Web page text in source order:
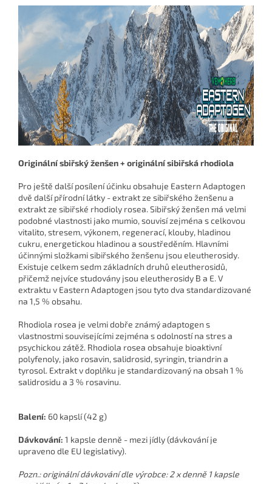
Originální sbiřský ženšen + originální sibiřská rhodiola
Pro ještě další posílení účinku obsahuje Eastern Adaptogen
dvě další přírodní látky - extrakt ze sibiřského ženšenu a
extrakt ze sibiřské rhodioly rosea. Sibiřský ženšen má velmi
podobné vlastnosti jako mumio, souvisí zejména s celkovou
vitalito, stresem, výkonem, regenerací, klouby, hladinou
cukru, energetickou hladinou a soustředěním. Hlavními
účinnými složkami sibiřského ženšenu jsou eleutherosidy.
Existuje celkem sedm základních druhů eleutherosidů,
přičemž nejvíce studovány jsou eleutherosidy B a E. V
extraktu v Eastern Adaptogen jsou tyto dva standardizované
na 1,5 % obsahu.
Rhodiola rosea je velmi dobře známý adaptogen s
vlastnostmi souvisejícími zejména s odolností na stres a
psychickou zátěž. Rhodiola rosea obsahuje bioaktivní
polyfenoly, jako rosavin, salidrosid, syringin, triandrin a
tyrosol. Extrakt v doplňku je standardizovaný na obsah 1 %
salidrosidu a 3 % rosavinu.
Balení: 60 kapslí (42 g)
Dávkování: 1 kapsle denně - mezi jídly (dávkování je
upraveno dle EU legislativy).
Pozn.: originální dávkování dle výrobce: 2 x denně 1 kapsle